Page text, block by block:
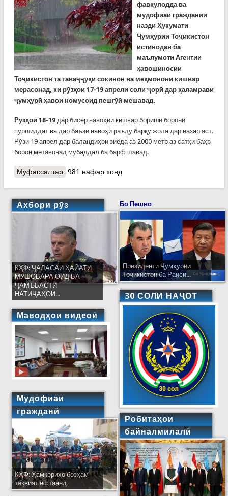
фавқулодда ва
мудофиаи граждании
назди Ҳукумати
Ҷумҳурии Тоҷикистон
истинодан ба
маълумоти Агентии
ҳавошиносии
Тоҷикистон та таваҷҷуҳи сокинон ва меҳмонони кишвар
мерасонад, ки рӯзҳои 17-19 апрели соли ҷорӣ дар қаламрави
ҷумҳурӣ ҳавои номусоид пешгӯӣ мешавад.
Рӯзҳои 18-19дар бисёр навоҳии кишвар бориши борони
пуршиддат ва дар баъзе навоҳӣ раъду барқу жола дар назар аст.
Рӯзи 19 апрел дар баландиҳои зиёда аз 2000 метр аз сатҳи баҳр
борон метавонад мубаддал ба барф шавад.
Муфассалтаро Ҳушдори Кумитаи ҳолатҳои фавқулодда аз
981 нафар хонд
Ахбори рӯз
КҲФ: ҶАЛАСАИ ҲАЙАТИ
МУШОВАРА ОИД БА
ҶАМЪБАСТИ
НАТИҶАҲОИ...
Маводҳои видеоӣ
Мудофиаи
гражданӣ
КҲФ: Ҳамкориҳо бозҳам
тақвият ёфтаанд
Бо Пешво
Президенти Ҷумҳурии
Тоҷикистон ба Раиси...
30 СОЛИ НАҶОТ
Робитаҳои
байналмилалӣ